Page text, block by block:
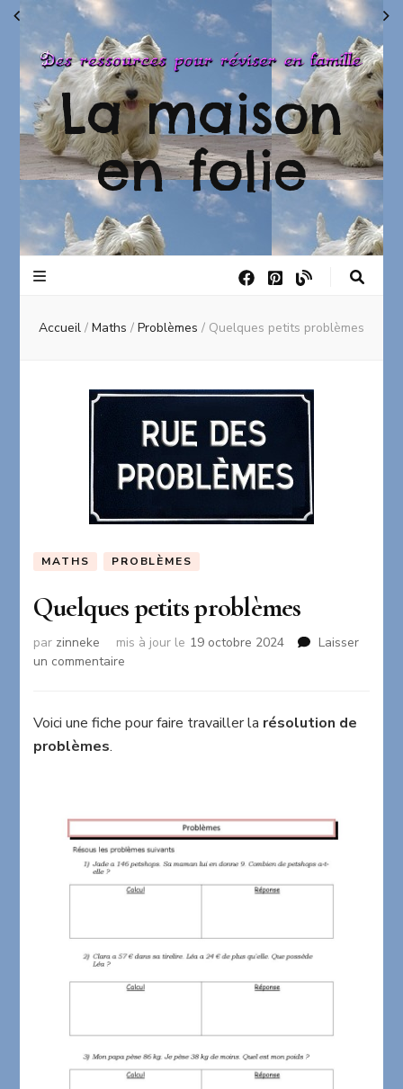
La maison
en folie
Accueil / Maths / Problèmes / Quelques petits problèmes
MATHS PROBLÈMES
Quelques petits problèmes
par zinneke mis à jour le 19 octobre 2024
Laisser
un commentaire
problèmes
Voici une fiche pour faire travailler la résolution de
problèmes.